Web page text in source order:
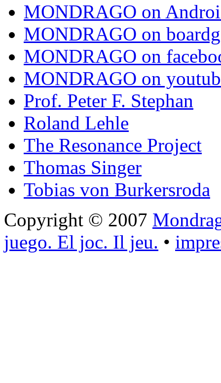
MONDRAGO on
MONDRAGO on
MONDRAGO on
MONDRAGO on
Prof. Peter F. Stephan
Roland Lehle
The Resonance Project
Thomas Singer
Tobias von Burkersroda
Copyright © 2007
juego. El joc. Il jeu. •